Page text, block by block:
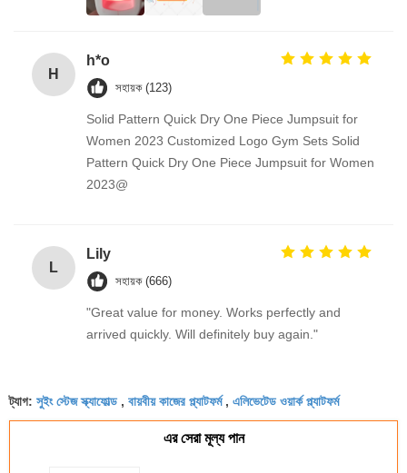
H
h*o
সহায়ক (123)
Solid Pattern Quick Dry One Piece Jumpsuit for
Women 2023 Customized Logo Gym Sets Solid
Pattern Quick Dry One Piece Jumpsuit for Women
2023@
L
Lily
সহায়ক (666)
"Great value for money. Works perfectly and
arrived quickly. Will definitely buy again."
ট্যাগ: সুইং স্টেজ স্ক্যাফোল্ড , বায়বীয় কাজের প্ল্যাটফর্ম, এলিভেটেড ওয়ার্ক প্ল্যাটফর্ম
এর সেরা মূল্য পান